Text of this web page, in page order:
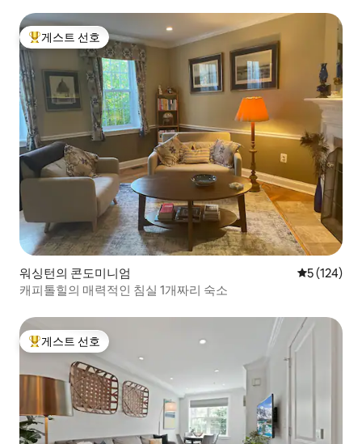
상위 게스트 선호
게스트 선호
워싱턴의 콘도미니엄 평점 5점(5
5 (124)
캐피톨힐의 매력적인 침실 1개짜리 숙소
상위 게스트 선호
게스트 선호